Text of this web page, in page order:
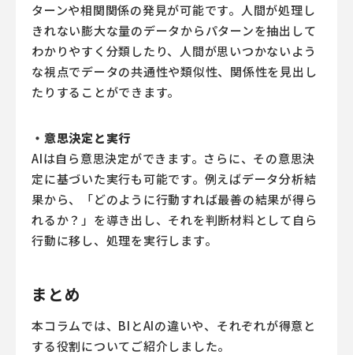
ターンや相関関係の発見が可能です。人間が処理し
きれない膨大な量のデータからパターンを抽出して
わかりやすく分類したり、人間が思いつかないよう
な視点でデータの共通性や類似性、関係性を見出し
たりすることができます。
・意思決定と実行
AIは自ら意思決定ができます。さらに、その意思決
定に基づいた実行も可能です。例えばデータ分析結
果から、「どのように行動すれば最善の結果が得ら
れるか？」を導き出し、それを判断材料として自ら
行動に移し、処理を実行します。
まとめ
本コラムでは、BIとAIの違いや、それぞれが得意と
する役割についてご紹介しました。